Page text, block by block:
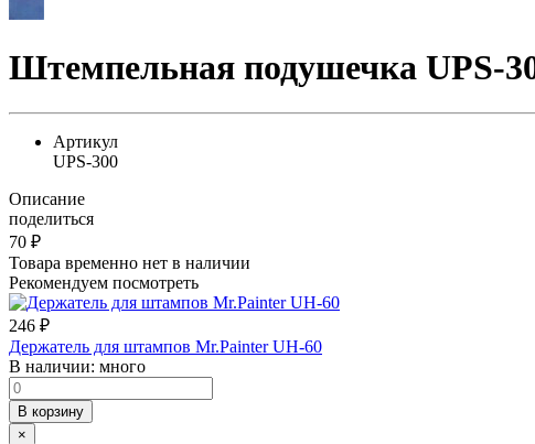
Штемпельная подушечка UPS-
Артикул
UPS-300
Описание
поделиться
70 ₽
Товара временно нет в наличии
Рекомендуем посмотреть
246 ₽
Держатель для штампов Mr.Painter UH-60
В наличии: много
В корзину
×